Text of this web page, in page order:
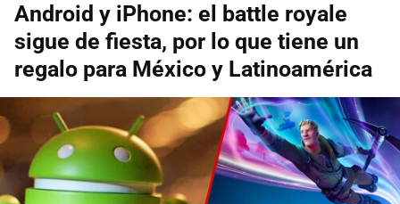
Android y iPhone: el battle royale
sigue de fiesta, por lo que tiene un
regalo para México y Latinoamérica